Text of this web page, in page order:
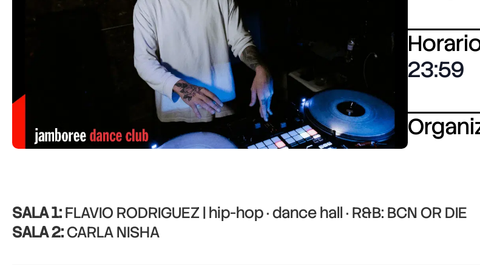
23:59
SALA 1:FLAVIO RODRIGUEZ | hip-hop · dance hall · R&B: BCN OR DIE
SALA 2:CARLA NISHA